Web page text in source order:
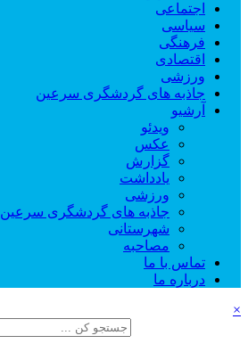
اجتماعی
سیاسی
فرهنگی
اقتصادی
ورزشی
جاذبه های گردشگری سرعین
آرشیو
ویدئو
عکس
گزارش
یادداشت
ورزشی
جاذبه های گردشگری سرعین
شهرستانی
مصاحبه
تماس با ما
درباره ما
×